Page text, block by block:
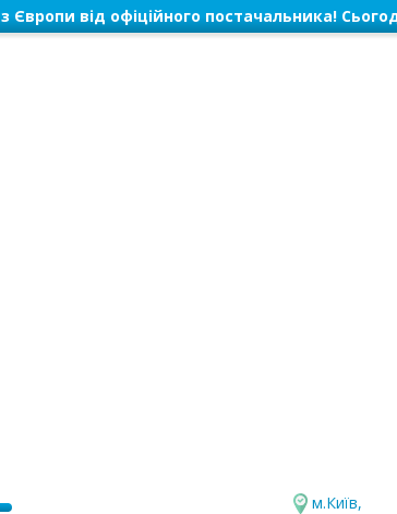
Європи від офіційного постачальника!
м.Київ,